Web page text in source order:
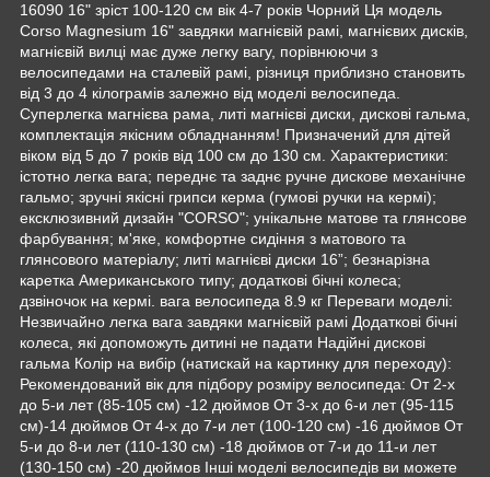
16090 16" зріст 100-120 см вік 4-7 років Чорний Ця модель
Corso Magnesium 16" завдяки магнієвій рамі, магнієвих дисків,
магнієвій вилці має дуже легку вагу, порівнюючи з
велосипедами на сталевій рамі, різниця приблизно становить
від 3 до 4 кілограмів залежно від моделі велосипеда.
Суперлегка магнієва рама, литі магнієві диски, дискові гальма,
комплектація якісним обладнанням! Призначений для дітей
віком від 5 до 7 років від 100 см до 130 см. Характеристики:
істотно легка вага; переднє та заднє ручне дискове механічне
гальмо; зручні якісні грипси керма (гумові ручки на кермі);
ексклюзивний дизайн "CORSO"; унікальне матове та глянсове
фарбування; м'яке, комфортне сидіння з матового та
глянсового матеріалу; литі магнієві диски 16”; безнарізна
каретка Американського типу; додаткові бічні колеса;
дзвіночок на кермі. вага велосипеда 8.9 кг Переваги моделі:
Незвичайно легка вага завдяки магнієвій рамі Додаткові бічні
колеса, які допоможуть дитині не падати Надійні дискові
гальма Колір на вибір (натискай на картинку для переходу):
Рекомендований вік для підбору розміру велосипеда: От 2-х
до 5-и лет (85-105 см) -12 дюймов От 3-х до 6-и лет (95-115
см)-14 дюймов От 4-х до 7-и лет (100-120 см) -16 дюймов От
5-и до 8-и лет (110-130 см) -18 дюймов от 7-и до 11-и лет
(130-150 см) -20 дюймов Інші моделі велосипедів ви можете